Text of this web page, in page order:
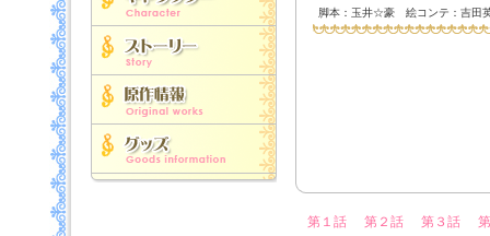
脚本：玉井☆豪 絵コンテ：吉田
第１話 第２話 第３話